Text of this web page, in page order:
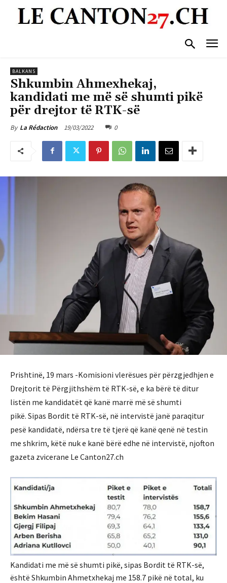
BALKANS
Shkumbin Ahmexhekaj,
kandidati me më së shumti pikë
për drejtor të RTK-së
By La Rédaction 19/03/2022 0
Prishtinë, 19 mars -Komisioni vlerësues për përzgjedhjen e
Drejtorit të Përgjithshëm të RTK-së, e ka bërë të ditur
listën me kandidatët që kanë marrë më së shumti
pikë. Sipas Bordit të RTK-së, në intervistë janë paraqitur
pesë kandidatë, ndërsa tre të tjerë që kanë qenë në testin
me shkrim, këtë nuk e kanë bërë edhe në intervistë, njofton
gazeta zvicerane Le Canton27.ch
Kandidati me më së shumti pikë, sipas Bordit të RTK-së,
është Shkumbin Ahmetxhekaj me 158.7 pikë në total, ku